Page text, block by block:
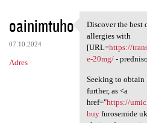
oainimtuho
07.10.2024
Adres
Discover the
Discover the best
allergies with
[URL=https://
e-20mg/-
Seeking to obtain
further, as <a
href="https://
buyfurosemide